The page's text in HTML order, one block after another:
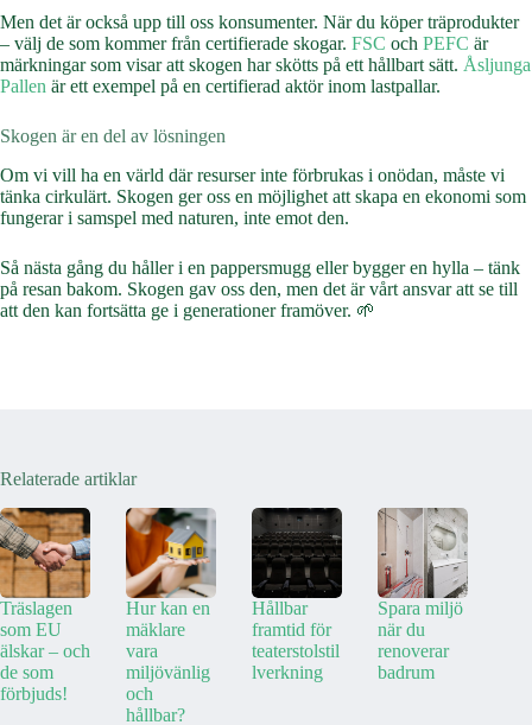
Men det är också upp till oss konsumenter. När du köper träprodukter
– välj de som kommer från certifierade skogar. FSC och PEFC är
märkningar som visar att skogen har skötts på ett hållbart sätt. Åsljunga
Pallen är ett exempel på en certifierad aktör inom lastpallar.
Skogen är en del av lösningen
Om vi vill ha en värld där resurser inte förbrukas i onödan, måste vi
tänka cirkulärt. Skogen ger oss en möjlighet att skapa en ekonomi som
fungerar i samspel med naturen, inte emot den.
Så nästa gång du håller i en pappersmugg eller bygger en hylla – tänk
på resan bakom. Skogen gav oss den, men det är vårt ansvar att se till
att den kan fortsätta ge i generationer framöver. 🌱
Relaterade artiklar
Träslagen
som EU
älskar – och
de som
förbjuds!
Hur kan en
mäklare
vara
miljövänlig
och
hållbar?
Hållbar
framtid för
teaterstolstil
lverkning
Spara miljö
när du
renoverar
badrum